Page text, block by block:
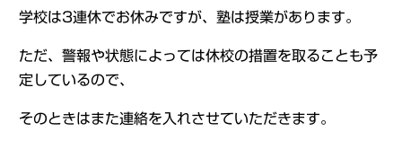
学校は3連休でお休みですが、塾は授業があります。
ただ、警報や状態によっては休校の措置を取ることも予
定しているので、
そのときはまた連絡を入れさせていただきます。